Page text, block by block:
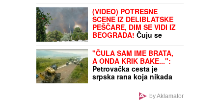
(VIDEO) POTRESNE
SCENE IZ DELIBLATSKE
PEŠČARE, DIM SE VIDI IZ
BEOGRADA! Čuju se
SIRENE, vatrena stihija
preti domovima: Veliki
broj vatrogasaca i
pripadnika MUP na terenu
"ČULA SAM IME BRATA,
A ONDA KRIK BAKE...":
Petrovačka cesta je
srpska rana koja nikada
neće zarasti, Danijelina
ispovest tera suze na oči
by Aklamator